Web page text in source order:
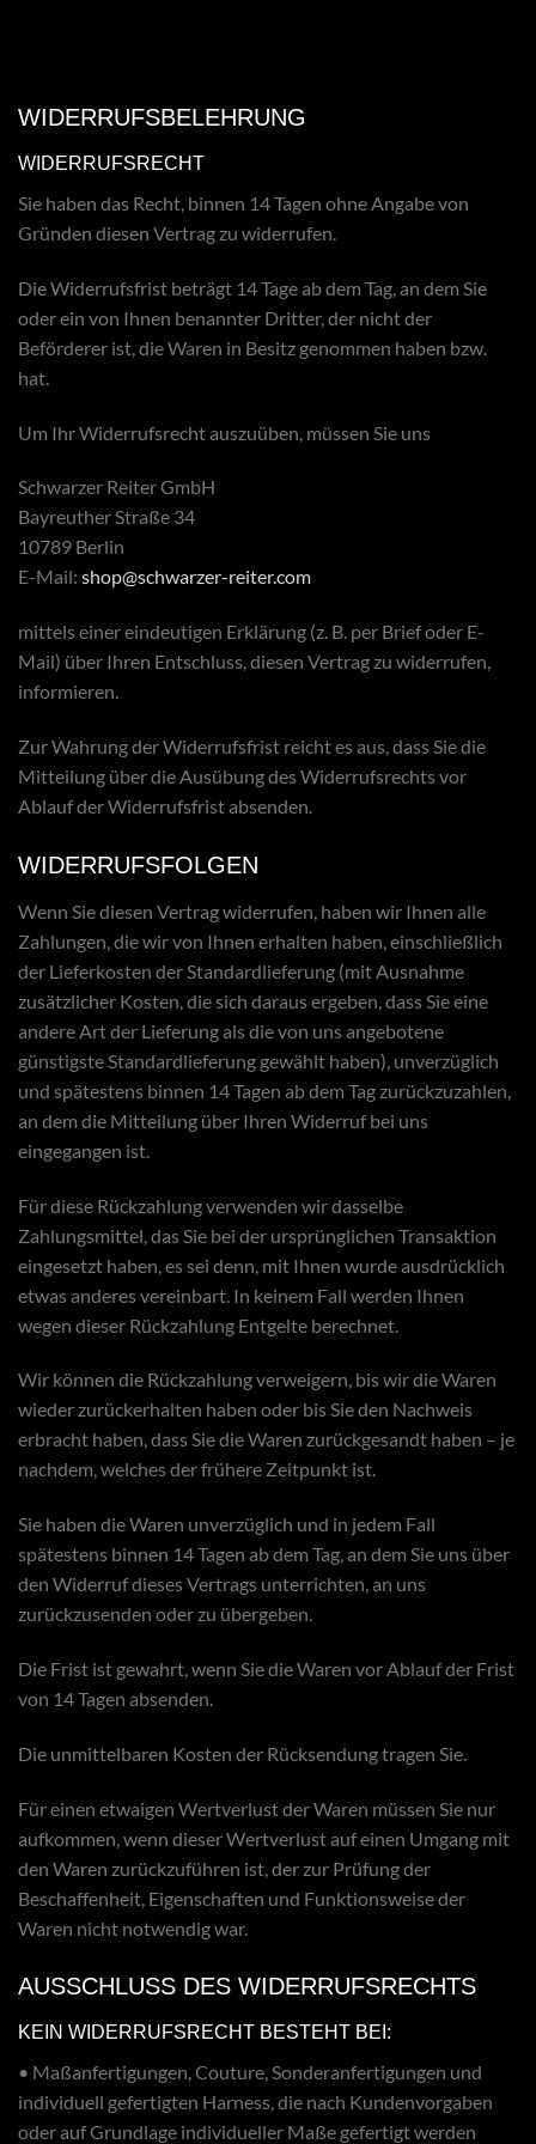
WIDERRUFSBELEHRUNG
WIDERRUFSRECHT
Sie haben das Recht, binnen 14 Tagen ohne Angabe von
Gründen diesen Vertrag zu widerrufen.
Die Widerrufsfrist beträgt 14 Tage ab dem Tag, an dem Sie
oder ein von Ihnen benannter Dritter, der nicht der
Beförderer ist, die Waren in Besitz genommen haben bzw.
hat.
Um Ihr Widerrufsrecht auszuüben, müssen Sie uns
Schwarzer Reiter GmbH
Bayreuther Straße 34
10789 Berlin
E-Mail: shop@schwarzer-reiter.com
mittels einer eindeutigen Erklärung (z. B. per Brief oder E-
Mail) über Ihren Entschluss, diesen Vertrag zu widerrufen,
informieren.
Zur Wahrung der Widerrufsfrist reicht es aus, dass Sie die
Mitteilung über die Ausübung des Widerrufsrechts vor
Ablauf der Widerrufsfrist absenden.
WIDERRUFSFOLGEN
Wenn Sie diesen Vertrag widerrufen, haben wir Ihnen alle
Zahlungen, die wir von Ihnen erhalten haben, einschließlich
der Lieferkosten der Standardlieferung (mit Ausnahme
zusätzlicher Kosten, die sich daraus ergeben, dass Sie eine
andere Art der Lieferung als die von uns angebotene
günstigste Standardlieferung gewählt haben), unverzüglich
und spätestens binnen 14 Tagen ab dem Tag zurückzuzahlen,
an dem die Mitteilung über Ihren Widerruf bei uns
eingegangen ist.
Für diese Rückzahlung verwenden wir dasselbe
Zahlungsmittel, das Sie bei der ursprünglichen Transaktion
eingesetzt haben, es sei denn, mit Ihnen wurde ausdrücklich
etwas anderes vereinbart. In keinem Fall werden Ihnen
wegen dieser Rückzahlung Entgelte berechnet.
Wir können die Rückzahlung verweigern, bis wir die Waren
wieder zurückerhalten haben oder bis Sie den Nachweis
erbracht haben, dass Sie die Waren zurückgesandt haben – je
nachdem, welches der frühere Zeitpunkt ist.
Sie haben die Waren unverzüglich und in jedem Fall
spätestens binnen 14 Tagen ab dem Tag, an dem Sie uns über
den Widerruf dieses Vertrags unterrichten, an uns
zurückzusenden oder zu übergeben.
Die Frist ist gewahrt, wenn Sie die Waren vor Ablauf der Frist
von 14 Tagen absenden.
Die unmittelbaren Kosten der Rücksendung tragen Sie.
Für einen etwaigen Wertverlust der Waren müssen Sie nur
aufkommen, wenn dieser Wertverlust auf einen Umgang mit
den Waren zurückzuführen ist, der zur Prüfung der
Beschaffenheit, Eigenschaften und Funktionsweise der
Waren nicht notwendig war.
AUSSCHLUSS DES WIDERRUFSRECHTS
KEIN WIDERRUFSRECHT BESTEHT BEI:
• Maßanfertigungen, Couture, Sonderanfertigungen und
individuell gefertigten Harness, die nach Kundenvorgaben
oder auf Grundlage individueller Maße gefertigt werden